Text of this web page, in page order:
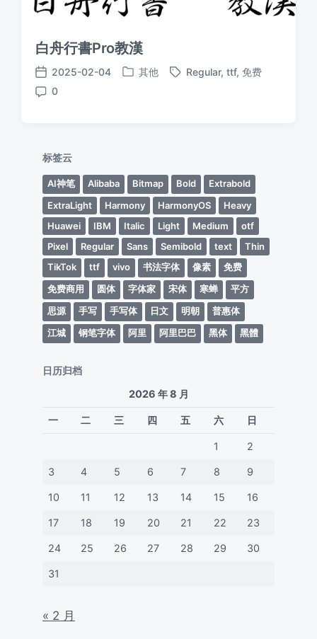
白舟行書Pro教漢
发
布
2025-02-04
发
其他
标
Regular, ttf, 免费
评
0
标签云
AI神笔 Alibaba Bitmap Bold
Extrabold
ExtraLight
Harmony HarmonyOS
Heavy
Huawei
IBM Italic Light Medium
otf
Pixel
Regular Sans Semibold text
Thin
TikTok
ttf vivo 书法字体 像素
免费
免费商用
圆体 字体家 宋体 寒蝉
平方
思源
手写 手写体 日文 明朝
普惠体
江城
钢笔字体 阿里 阿里巴巴 黑体 黑體
日历归档
2026 年 8 月
一 二 三 四 五 六 日
1 2
3 4 5 6 7 8 9
10 11 12 13 14 15 16
17 18 19 20 21 22 23
24 25 26 27 28 29 30
31
« 2 月